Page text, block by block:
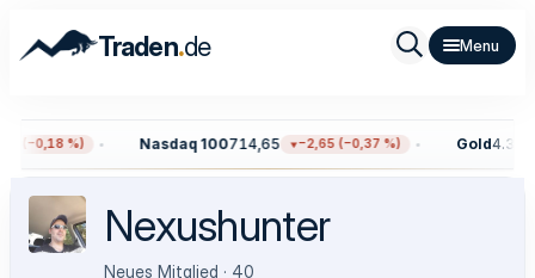
Traden.de
(−0,18 %) Nasdaq 100714,65 −2,65 (−0,37 %) Gold
Nexushunter
Neues Mitglied · 40